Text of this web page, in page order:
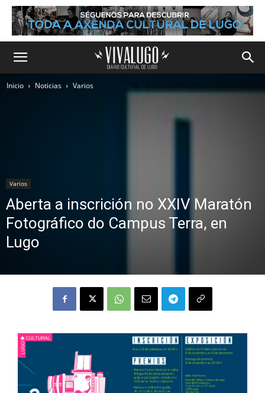
Inicio Noticias Varios
Varios
Aberta a inscrición no XXIV Maratón
Fotográfico do Campus Terra, en
Lugo